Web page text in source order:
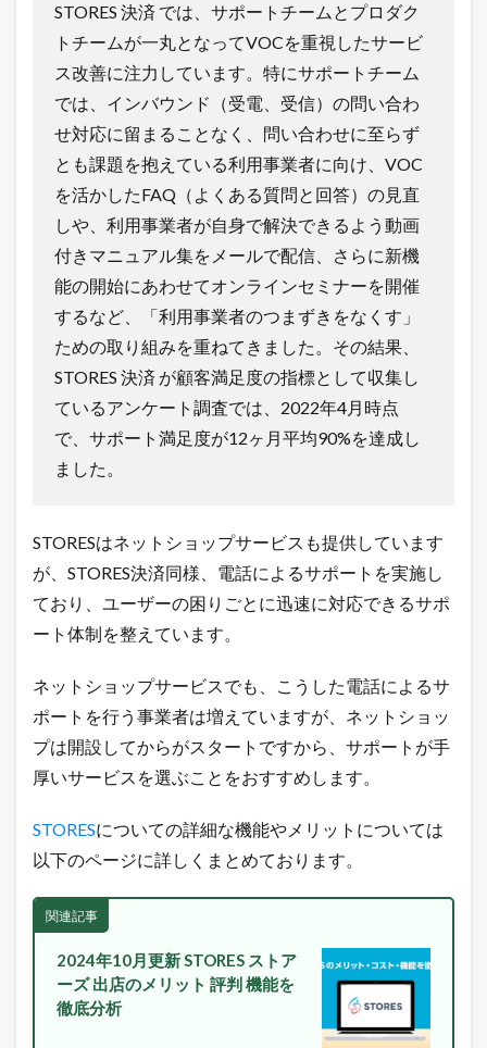
る
方
1.2
売
れ
る
ネ
ッ
シ
ョ
プ
の
極
意
メ
ル
マ
配
信
1.3
長
の
イ
タ
ー
で
「
ガ
チ
E
C
論
を
ツ
イ
ー
ト
中
STORES 決済 では、サポートチームとプロダク
トチームが一丸となってVOCを重視したサービ
ス改善に注力しています。特にサポートチーム
では、インバウンド（受電、受信）の問い合わ
せ対応に留まることなく、問い合わせに至らず
とも課題を抱えている利用事業者に向け、VOC
を活かしたFAQ（よくある質問と回答）の見直
しや、利用事業者が自身で解決できるよう動画
付きマニュアル集をメールで配信、さらに新機
能の開始にあわせてオンラインセミナーを開催
するなど、「利用事業者のつまずきをなくす」
ための取り組みを重ねてきました。その結果、
STORES 決済 が顧客満足度の指標として収集し
ているアンケート調査では、2022年4月時点
で、サポート満足度が12ヶ月平均90%を達成し
ました。
STORESはネットショップサービスも提供しています
が、STORES決済同様、電話によるサポートを実施し
ており、ユーザーの困りごとに迅速に対応できるサポ
ート体制を整えています。
ネットショップサービスでも、こうした電話によるサ
ポートを行う事業者は増えていますが、ネットショッ
プは開設してからがスタートですから、サポートが手
厚いサービスを選ぶことをおすすめします。
STORESについての詳細な機能やメリットについては
以下のページに詳しくまとめております。
関連記事
2024年10月更新 STORES ストア
ーズ 出店のメリット 評判 機能を
徹底分析